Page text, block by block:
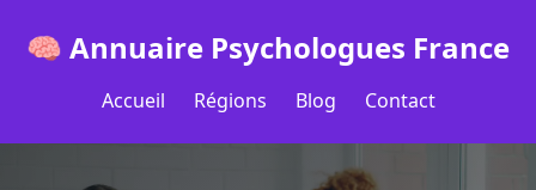
🧠 Annuaire Psychologues France
Accueil Régions Blog Contact